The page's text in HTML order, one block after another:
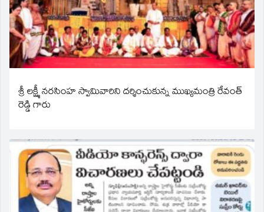
శ్రీ లక్ష్మీ నరసింహ స్వామివారిని దర్శించుకున్న ముఖ్యమంత్రి రేవంత్
రెడ్డి గారు